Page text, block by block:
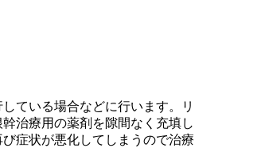
ている場合などに行います。リ
治療用の薬剤を隙間なく充填し
症状が悪化してしまうので治療